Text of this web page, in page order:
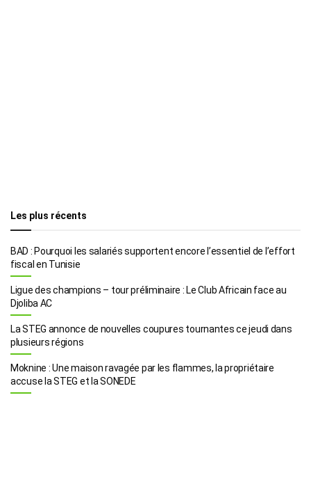
Les plus récents
BAD : Pourquoi les salariés supportent encore l’essentiel de l’effort
fiscal en Tunisie
Ligue des champions – tour préliminaire : Le Club Africain face au
Djoliba AC
La STEG annonce de nouvelles coupures tournantes ce jeudi dans
plusieurs régions
Moknine : Une maison ravagée par les flammes, la propriétaire
accuse la STEG et la SONEDE